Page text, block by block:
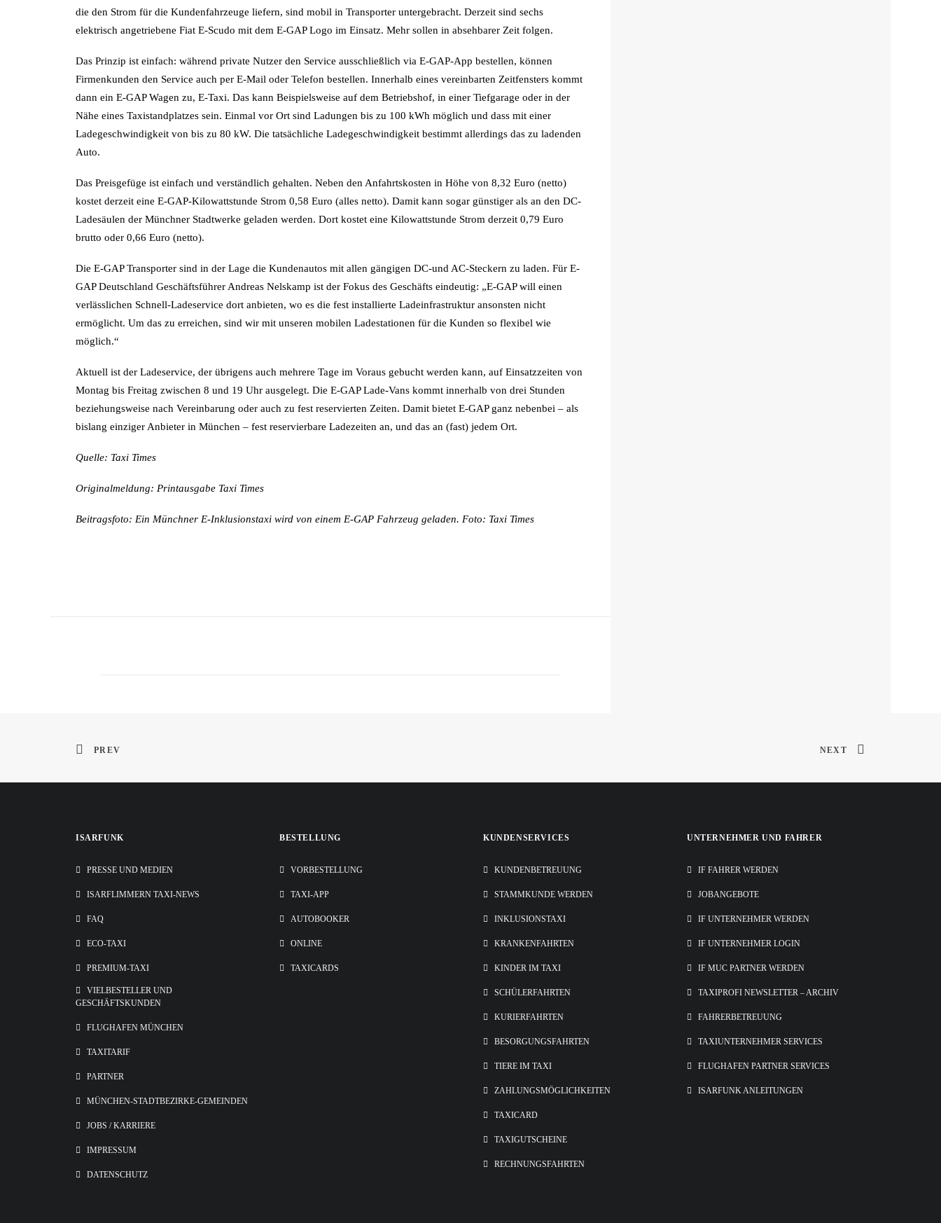
die den Strom für die Kundenfahrzeuge liefern, sind mobil in Transporter untergebracht. Derzeit sind sechs
elektrisch angetriebene Fiat E-Scudo mit dem E-GAP Logo im Einsatz. Mehr sollen in absehbarer Zeit folgen.
Das Prinzip ist einfach: während private Nutzer den Service ausschließlich via E-GAP-App bestellen, können
Firmenkunden den Service auch per E-Mail oder Telefon bestellen. Innerhalb eines vereinbarten Zeitfensters kommt
dann ein E-GAP Wagen zu, E-Taxi. Das kann Beispielsweise auf dem Betriebshof, in einer Tiefgarage oder in der
Nähe eines Taxistandplatzes sein. Einmal vor Ort sind Ladungen bis zu 100 kWh möglich und dass mit einer
Ladegeschwindigkeit von bis zu 80 kW. Die tatsächliche Ladegeschwindigkeit bestimmt allerdings das zu ladenden
Auto.
Das Preisgefüge ist einfach und verständlich gehalten. Neben den Anfahrtskosten in Höhe von 8,32 Euro (netto)
kostet derzeit eine E-GAP-Kilowattstunde Strom 0,58 Euro (alles netto). Damit kann sogar günstiger als an den DC-
Ladesäulen der Münchner Stadtwerke geladen werden. Dort kostet eine Kilowattstunde Strom derzeit 0,79 Euro
brutto oder 0,66 Euro (netto).
Die E-GAP Transporter sind in der Lage die Kundenautos mit allen gängigen DC-und AC-Steckern zu laden. Für E-
GAP Deutschland Geschäftsführer Andreas Nelskamp ist der Fokus des Geschäfts eindeutig: „E-GAP will einen
verlässlichen Schnell-Ladeservice dort anbieten, wo es die fest installierte Ladeinfrastruktur ansonsten nicht
ermöglicht. Um das zu erreichen, sind wir mit unseren mobilen Ladestationen für die Kunden so flexibel wie
möglich.“
Aktuell ist der Ladeservice, der übrigens auch mehrere Tage im Voraus gebucht werden kann, auf Einsatzzeiten von
Montag bis Freitag zwischen 8 und 19 Uhr ausgelegt. Die E-GAP Lade-Vans kommt innerhalb von drei Stunden
beziehungsweise nach Vereinbarung oder auch zu fest reservierten Zeiten. Damit bietet E-GAP ganz nebenbei – als
bislang einziger Anbieter in München – fest reservierbare Ladezeiten an, und das an (fast) jedem Ort.
Quelle: Taxi Times
Originalmeldung: Printausgabe Taxi Times
Beitragsfoto: Ein Münchner E-Inklusionstaxi wird von einem E-GAP Fahrzeug geladen. Foto: Taxi Times
PREV NEXT
ISARFUNK
PRESSE UND MEDIEN
ISARFLIMMERN TAXI-NEWS
FAQ
ECO-TAXI
PREMIUM-TAXI
VIELBESTELLER UND
GESCHÄFTSKUNDEN
FLUGHAFEN MÜNCHEN
TAXITARIF
PARTNER
MÜNCHEN-STADTBEZIRKE-GEMEINDEN
JOBS / KARRIERE
IMPRESSUM
DATENSCHUTZ
BESTELLUNG
VORBESTELLUNG
TAXI-APP
AUTOBOOKER
ONLINE
TAXICARDS
KUNDENSERVICES
KUNDENBETREUUNG
STAMMKUNDE WERDEN
INKLUSIONSTAXI
KRANKENFAHRTEN
KINDER IM TAXI
SCHÜLERFAHRTEN
KURIERFAHRTEN
BESORGUNGSFAHRTEN
TIERE IM TAXI
ZAHLUNGSMÖGLICHKEITEN
TAXICARD
TAXIGUTSCHEINE
RECHNUNGSFAHRTEN
UNTERNEHMER UND FAHRER
IF FAHRER WERDEN
JOBANGEBOTE
IF UNTERNEHMER WERDEN
IF UNTERNEHMER LOGIN
IF MUC PARTNER WERDEN
TAXIPROFI NEWSLETTER – ARCHIV
FAHRERBETREUUNG
TAXIUNTERNEHMER SERVICES
FLUGHAFEN PARTNER SERVICES
ISARFUNK ANLEITUNGEN